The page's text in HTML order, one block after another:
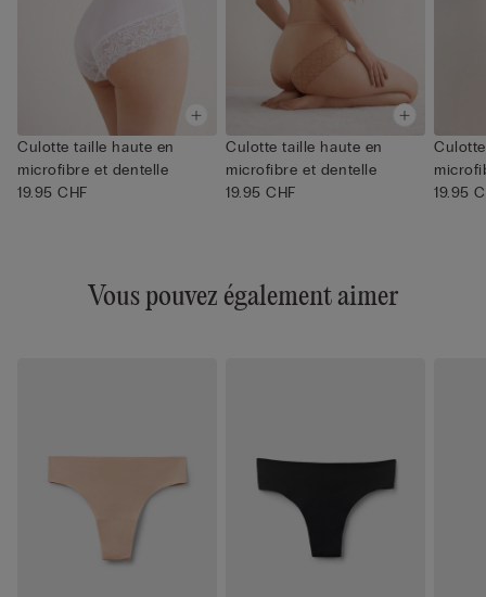
Culotte taille haute en
microfibre et dentelle
19.95 CHF
Culotte taille haute en
microfibre et dentelle
19.95 CHF
19.95
Vous pouvez également aimer